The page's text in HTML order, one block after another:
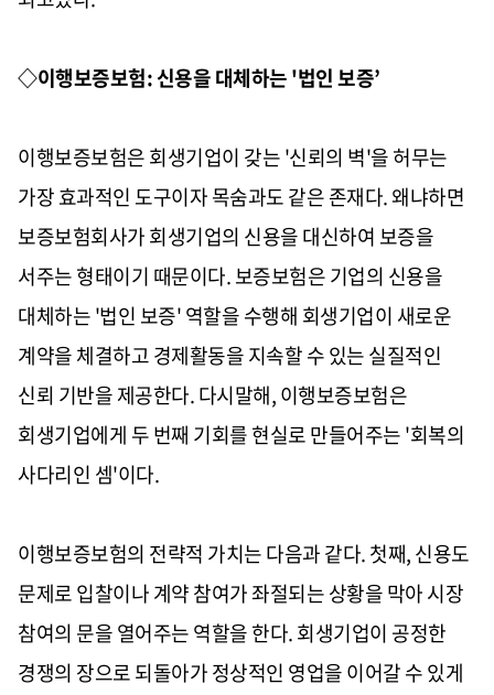
◇이행보증보험: 신용을 대체하는 '법인 보증’
이행보증보험은 회생기업이 갖는 '신뢰의 벽'을 허무는
가장 효과적인 도구이자 목숨과도 같은 존재다. 왜냐하면
보증보험회사가 회생기업의 신용을 대신하여 보증을
서주는 형태이기 때문이다. 보증보험은 기업의 신용을
대체하는 '법인 보증' 역할을 수행해 회생기업이 새로운
계약을 체결하고 경제활동을 지속할 수 있는 실질적인
신뢰 기반을 제공한다. 다시말해, 이행보증보험은
회생기업에게 두 번째 기회를 현실로 만들어주는 '회복의
사다리인 셈'이다.
이행보증보험의 전략적 가치는 다음과 같다. 첫째, 신용도
문제로 입찰이나 계약 참여가 좌절되는 상황을 막아 시장
참여의 문을 열어주는 역할을 한다. 회생기업이 공정한
경쟁의 장으로 되돌아가 정상적인 영업을 이어갈 수 있게